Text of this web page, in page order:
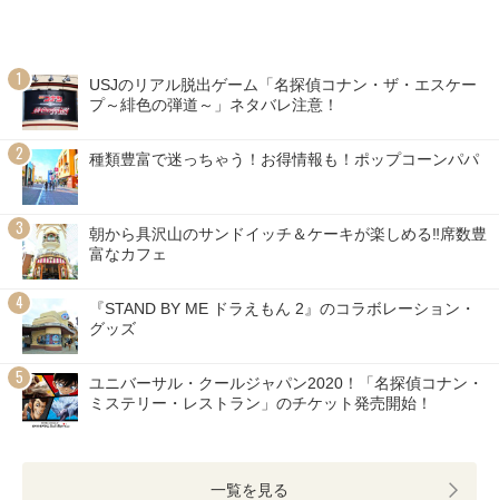
USJのリアル脱出ゲーム「名探偵コナン・ザ・エスケー
プ～緋色の弾道～」ネタバレ注意！
種類豊富で迷っちゃう！お得情報も！ポップコーンパパ
朝から具沢山のサンドイッチ＆ケーキが楽しめる‼席数豊
富なカフェ
『STAND BY ME ドラえもん 2』のコラボレーション・
グッズ
ユニバーサル・クールジャパン2020！「名探偵コナン・
ミステリー・レストラン」のチケット発売開始！
一覧を見る